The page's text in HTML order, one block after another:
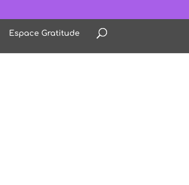
Espace Gratitude